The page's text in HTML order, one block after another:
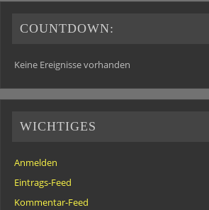
COUNTDOWN:
Keine Ereignisse vorhanden
WICHTIGES
Anmelden
Eintrags-Feed
Kommentar-Feed